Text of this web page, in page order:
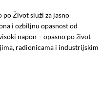
po Život služi za jasno
i ozbiljnu opasnost od
napon – opasno po život
radionicama i industrijskim